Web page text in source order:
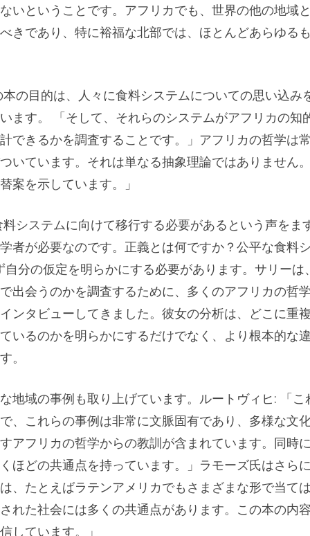
いということです。アフリカでも、世界の他の地域
きであり、特に裕福な北部では、ほとんどあらゆる
の目的は、人々に食料システムについての思い込み
ます。 「そして、それらのシステムがアフリカの知
できるかを調査することです。」アフリカの哲学は
いています。それは単なる抽象理論ではありません
案を示しています。」
システムに向けて移行する必要があるという声をま
者が必要なのです。正義とは何ですか？公平な食料
分の仮定を明らかにする必要があります。サリーは、
出会うのかを調査するために、多くのアフリカの哲
ンタビューしてきました。彼女の分析は、どこに重
いるのかを明らかにするだけでなく、より根本的な
。
地域の事例も取り上げています。ルートヴィヒ: 「こ
、これらの事例は非常に文脈固有であり、多様な文
アフリカの哲学からの教訓が含まれています。同時に
ほどの共通点を持っています。」ラモーズ氏はさらに
、たとえばラテンアメリカでもさまざまな形で当て
れた社会には多くの共通点があります。この本の内
しています。」